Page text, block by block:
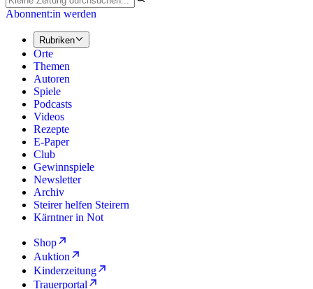
Abonnent:in werden
Rubriken
Orte
Themen
Autoren
Spiele
Podcasts
Videos
Rezepte
E-Paper
Club
Gewinnspiele
Newsletter
Archiv
Steirer helfen Steirern
Kärntner in Not
Shop
Auktion
Kinderzeitung
Trauerportal